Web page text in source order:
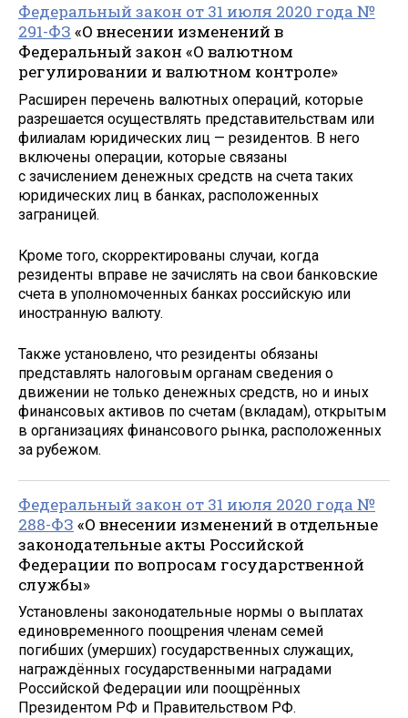
Федеральный закон от 31 июля 2020 года №
291-ФЗ «О внесении изменений в
Федеральный закон «О валютном
регулировании и валютном контроле»
Расширен перечень валютных операций, которые
разрешается осуществлять представительствам или
филиалам юридических лиц — резидентов. В него
включены операции, которые связаны
с зачислением денежных средств на счета таких
юридических лиц в банках, расположенных
заграницей.
Кроме того, скорректированы случаи, когда
резиденты вправе не зачислять на свои банковские
счета в уполномоченных банках российскую или
иностранную валюту.
Также установлено, что резиденты обязаны
представлять налоговым органам сведения о
движении не только денежных средств, но и иных
финансовых активов по счетам (вкладам), открытым
в организациях финансового рынка, расположенных
за рубежом.
Федеральный закон от 31 июля 2020 года №
288-ФЗ «О внесении изменений в отдельные
законодательные акты Российской
Федерации по вопросам государственной
службы»
Установлены законодательные нормы о выплатах
единовременного поощрения членам семей
погибших (умерших) государственных служащих,
награждённых государственными наградами
Российской Федерации или поощрённых
Президентом РФ и Правительством РФ.